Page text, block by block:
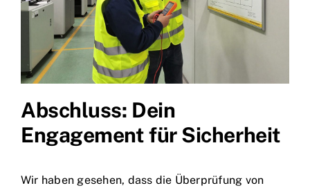
Abschluss: Dein
Engagement für Sicherheit
Wir haben gesehen, dass die Überprüfung von